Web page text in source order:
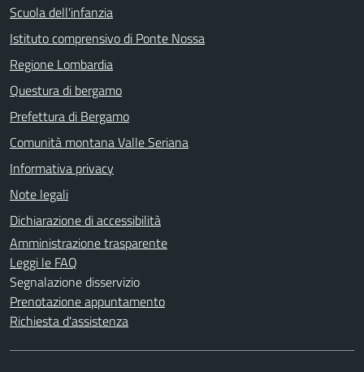
Scuola dell'infanzia
Istituto comprensivo di Ponte Nossa
Regione Lombardia
Questura di bergamo
Prefettura di Bergamo
Comunità montana Valle Seriana
Informativa privacy
Note legali
Dichiarazione di accessibilità
Amministrazione trasparente
Leggi le FAQ
Segnalazione disservizio
Prenotazione appuntamento
Richiesta d'assistenza